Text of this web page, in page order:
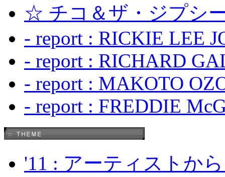
☆ チコ＆ザ・ジプシ
- report : RICKIE LEE
- report : RICHARD
- report : MAKOTO
- report : FREDDIE
'11 : アーティストか